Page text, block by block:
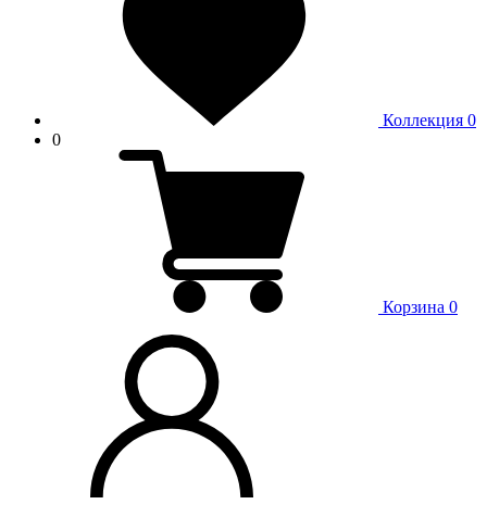
Коллекция 0
0
Корзина 0